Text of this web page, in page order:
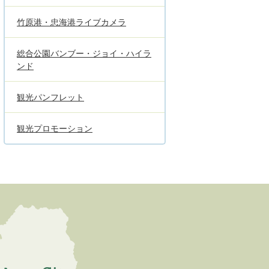
竹原港・忠海港ライブカメラ
総合公園バンブー・ジョイ・ハイラ
ンド
観光パンフレット
観光プロモーション